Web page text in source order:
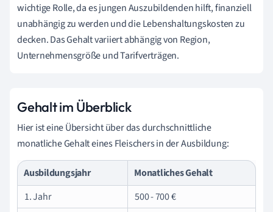
wichtige Rolle, da es jungen Auszubildenden hilft, finanziell
unabhängig zu werden und die Lebenshaltungskosten zu
decken. Das Gehalt variiert abhängig von Region,
Unternehmensgröße und Tarifverträgen.
Gehalt im Überblick
Hier ist eine Übersicht über das durchschnittliche
monatliche Gehalt eines Fleischers in der Ausbildung:
Ausbildungsjahr
Monatliches Gehalt
1. Jahr
500 - 700 €